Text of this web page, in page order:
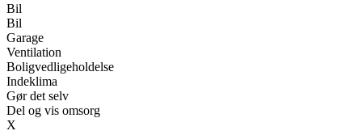
Bil
Bil
Garage
Ventilation
Boligvedligeholdelse
Indeklima
Gør det selv
Del og vis omsorg
X